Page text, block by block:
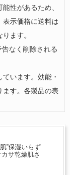
性があるため、
表示価格に送料は
ます。
なく削除される
います。効能・
ます。各製品の表
”保湿いらず
サ乾燥肌さ